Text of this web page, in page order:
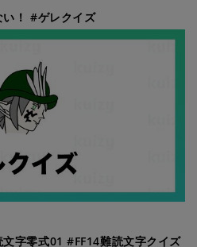
！ #ゲレクイズ
字零式01 #FF14難読文字クイズ